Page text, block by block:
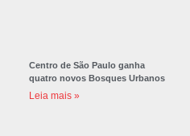
Centro de São Paulo ganha
quatro novos Bosques Urbanos
Leia mais »